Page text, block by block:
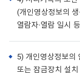
(개인영상정보의
열람자·열람 일시
5) 개인영상정보의
또는 잠금장치 설치